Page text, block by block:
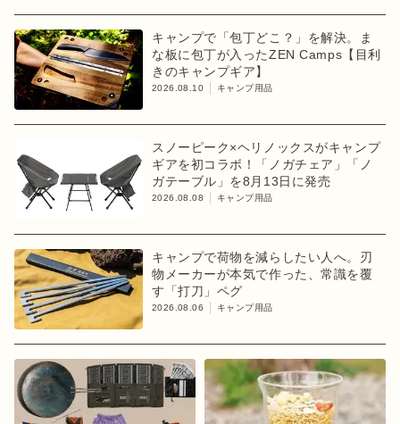
キャンプで「包丁どこ？」を解決。ま
な板に包丁が入ったZEN Camps【目利
きのキャンプギア】
2026.08.10 キャンプ用品
スノーピーク×ヘリノックスがキャンプ
ギアを初コラボ！「ノガチェア」「ノ
ガテーブル」を8月13日に発売
2026.08.08 キャンプ用品
キャンプで荷物を減らしたい人へ。刃
物メーカーが本気で作った、常識を覆
す「打刀」ペグ
2026.08.06 キャンプ用品